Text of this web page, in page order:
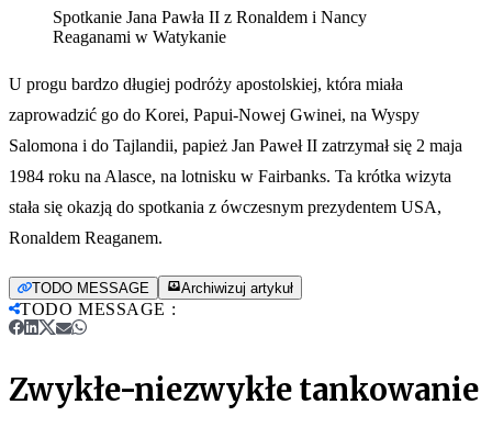
Spotkanie Jana Pawła II z Ronaldem i Nancy
Reaganami w Watykanie
U progu bardzo długiej podróży apostolskiej, która miała
zaprowadzić go do Korei, Papui-Nowej Gwinei, na Wyspy
Salomona i do Tajlandii, papież Jan Paweł II zatrzymał się 2 maja
1984 roku na Alasce, na lotnisku w Fairbanks. Ta krótka wizyta
stała się okazją do spotkania z ówczesnym prezydentem USA,
Ronaldem Reaganem.
TODO MESSAGE Archiwizuj artykuł
TODO MESSAGE :
Zwykłe-niezwykłe tankowanie